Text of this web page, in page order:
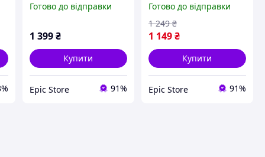
удароміцного пластику
Готово до відправки
1 399 ₴
Купити
Epic Store 91%
удароміцного пластику
(Коричневий)
Готово до відправки
1 149₴
1 249 ₴
Купити
Epic Store 91%